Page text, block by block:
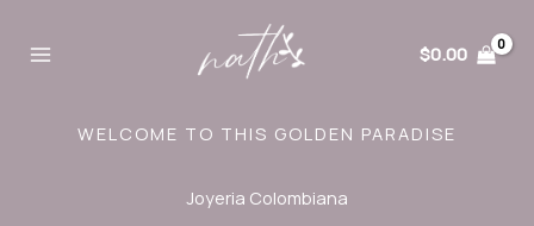
$0.00
WELCOME TO THIS GOLDEN PARADISE
Joyeria Colombiana